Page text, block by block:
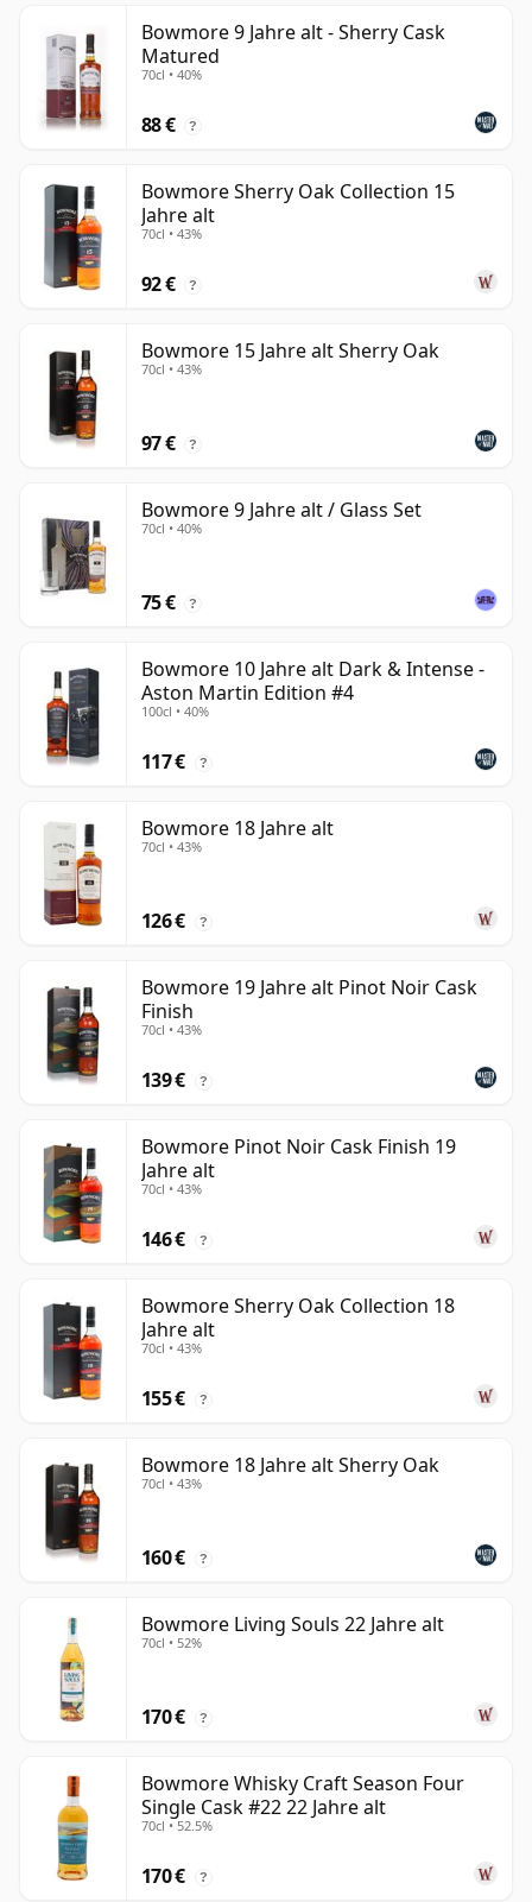
Bowmore 9 Jahre alt - Sherry Cask
Matured
70cl • 40%
88 € ?
Bowmore Sherry Oak Collection 15
Jahre alt
70cl • 43%
92 € ?
Bowmore 15 Jahre alt Sherry Oak
70cl • 43%
97 € ?
Bowmore 9 Jahre alt / Glass Set
70cl • 40%
75 € ?
Bowmore 10 Jahre alt Dark & Intense -
Aston Martin Edition #4
100cl • 40%
117 € ?
Bowmore 18 Jahre alt
70cl • 43%
126 € ?
Bowmore 19 Jahre alt Pinot Noir Cask
Finish
70cl • 43%
139 € ?
Bowmore Pinot Noir Cask Finish 19
Jahre alt
70cl • 43%
146 € ?
Bowmore Sherry Oak Collection 18
Jahre alt
70cl • 43%
155 € ?
Bowmore 18 Jahre alt Sherry Oak
70cl • 43%
160 € ?
Bowmore Living Souls 22 Jahre alt
70cl • 52%
170 € ?
Bowmore Whisky Craft Season Four
Single Cask #22 22 Jahre alt
70cl • 52.5%
170 € ?